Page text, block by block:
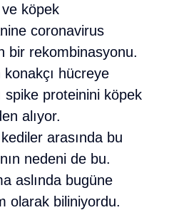
köpek
coronavirus
bir rekombinasyonu.
hücreye
spike proteinini köpek
alıyor.
arasında bu
nedeni de bu.
aslında bugüne
olarak biliniyordu.